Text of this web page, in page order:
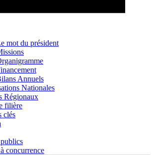
mot du président
Annuels
Nationales
Régionaux
filière
clés
concurrence